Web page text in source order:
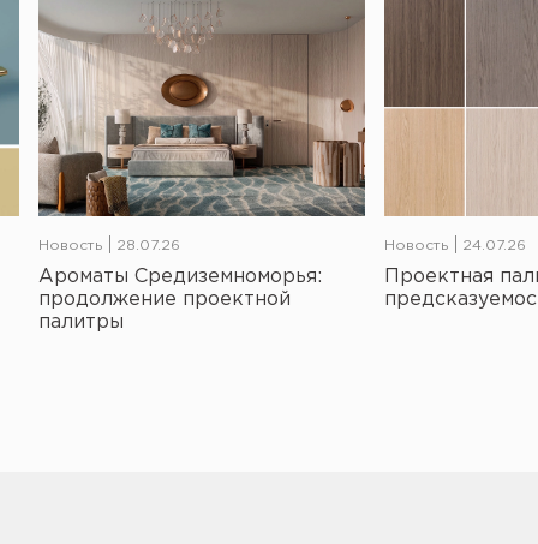
Новость 28.07.26
Ароматы Средиземноморья:
продолжение проектной
палитры
Новость 24.07.26
Проектная